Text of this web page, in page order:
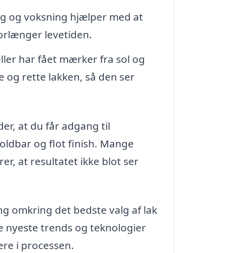
og voksning hjælper med at
levetiden.
har fået mærker fra sol og
rette lakken, så den ser
at du får adgang til
og flot finish. Mange
at resultatet ikke blot ser
omkring det bedste valg af lak
nyeste trends og teknologier
i processen.